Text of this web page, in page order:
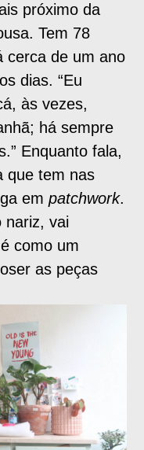
próximo da
Tem 78
cerca de um ano
dias. “Eu
às vezes,
há sempre
Enquanto fala,
que tem nas
empatchwork.
nariz, vai
como um
as peças